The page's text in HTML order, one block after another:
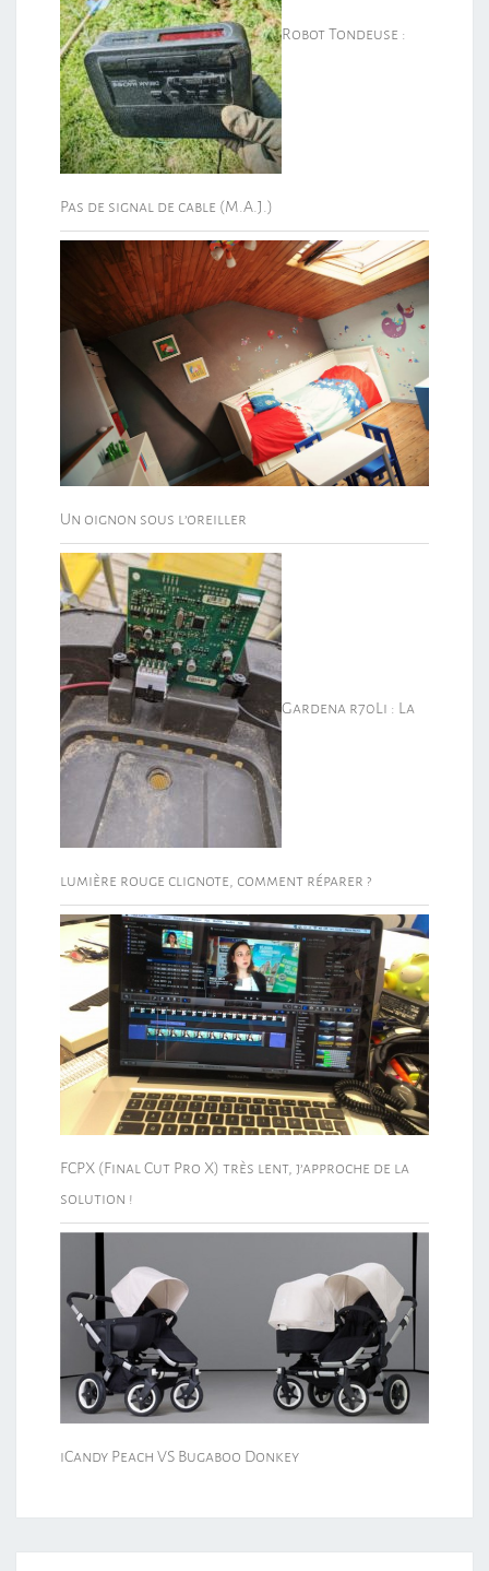
Robot Tondeuse :
Pas de signal de cable (M.A.J.)
Un oignon sous l’oreiller
Gardena r70Li : La
lumière rouge clignote, comment réparer ?
FCPX (Final Cut Pro X) très lent, j’approche de la
solution !
iCandy Peach VS Bugaboo Donkey